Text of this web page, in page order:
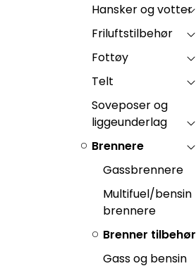
Hansker og votter
Friluftstilbehør
Fottøy
Telt
Soveposer og
liggeunderlag
Brennere
Gassbrennere
Multifuel/bensin
brennere
Brenner tilbehør
Gass og bensin